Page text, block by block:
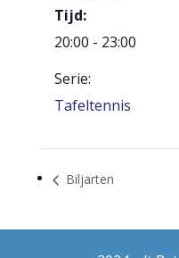
Tijd:
20:00 - 23:00
Serie:
Tafeltennis
Biljarten